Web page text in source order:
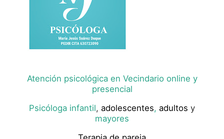
Atención psicológica en Vecindario online y
presencial
Psicóloga infantil, adolescentes, adultos y
mayores